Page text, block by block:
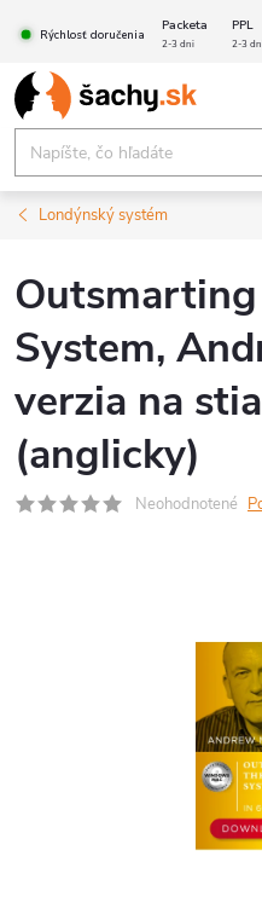
obsah
Rýchlosť doručenia
Packeta PPL
2-3 dni 2-3
Londýnský systém
System,
verzia na
(anglicky)
Neohodnotené